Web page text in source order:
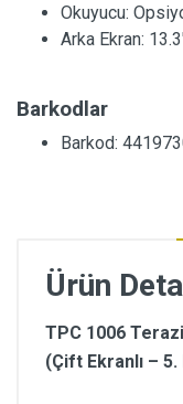
Okuyucu:
Arka Ekran:
Barkodlar
Barkod:
Ürün
TPC 1006
(Çift Ekranlı –